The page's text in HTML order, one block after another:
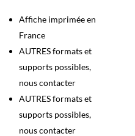
Affiche imprimée en
France
AUTRES formats et
supports possibles,
nous contacter
AUTRES formats et
supports possibles,
nous contacter